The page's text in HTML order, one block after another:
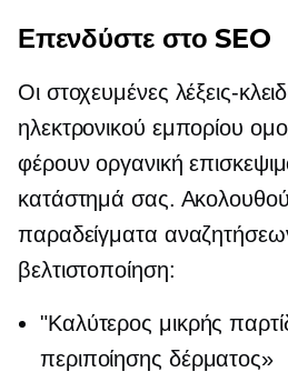
Επενδύστε στο SEO
Οι στοχευμένες λέξεις-
ηλεκτρονικού εμπορίου
φέρουν οργανική
κατάστημά σας.
παραδείγματα
βελτιστοποίηση:
"Καλύτερος μικρής
περιποίησης δέρματος»